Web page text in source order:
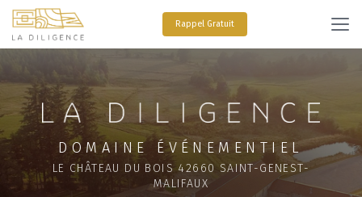
Aller
contenu
Rappel Gratuit
DOMAINE ÉVÉNEMENTIEL
LE CHÂTEAU DU BOIS 42660 SAINT-GENEST-
MALIFAUX